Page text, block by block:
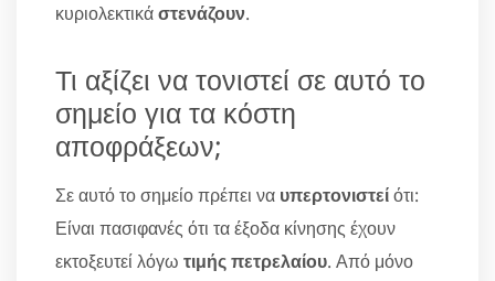
κυριολεκτικάστενάζουν.
Τι αξίζει να τονιστεί σε αυτό το
σημείο για τα κόστη
αποφράξεων;
Σε αυτό το σημείο πρέπει να υπερτονιστείότι:
Είναι πασιφανές ότι τα έξοδα κίνησης έχουν
εκτοξευτεί λόγω τιμής πετρελαίου. Από μόνο